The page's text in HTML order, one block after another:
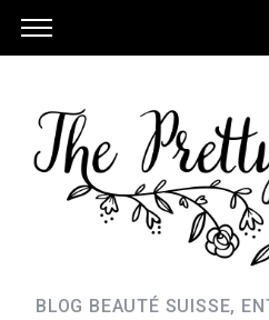
BLOG BEAUTÉ SUISSE,